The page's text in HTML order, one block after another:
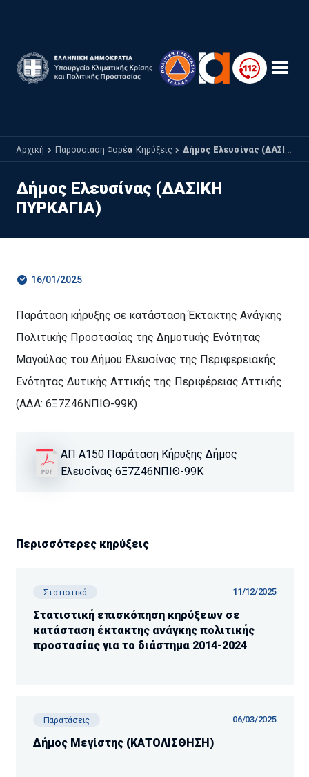
Αρχική Παρουσίαση Φορέα Κηρύξεις Δήμος Ελευσίνας (ΔΑΣΙΚΗ ΠΥΡΚΑΓΙΑ)
Δήμος Ελευσίνας (ΔΑΣΙΚΗ
ΠΥΡΚΑΓΙΑ)
16/01/2025
Παράταση κήρυξης σε κατάσταση Έκτακτης Ανάγκης
Πολιτικής Προστασίας της Δημοτικής Ενότητας
Μαγούλας του Δήμου Ελευσίνας της Περιφερειακής
Ενότητας Δυτικής Αττικής της Περιφέρειας Αττικής
(ΑΔΑ: 6Ξ7Ζ46ΝΠΙΘ-99Κ)
ΑΠ Α150 Παράταση Κήρυξης Δήμος
Ελευσίνας 6Ξ7Ζ46ΝΠΙΘ-99Κ
Περισσότερες κηρύξεις
Στατιστικά 11/12/2025
Στατιστική επισκόπηση κηρύξεων σε
κατάσταση έκτακτης ανάγκης πολιτικής
προστασίας για το διάστημα 2014-2024
Παρατάσεις 06/03/2025
Δήμος Μεγίστης (ΚΑΤΟΛΙΣΘΗΣΗ)